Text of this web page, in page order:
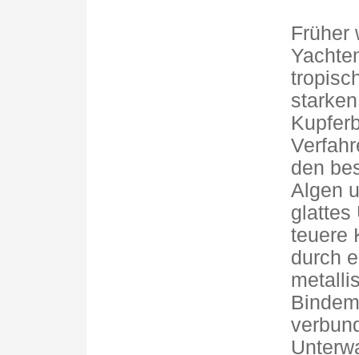
Früher
den
Algen
glattes
teuere
durch